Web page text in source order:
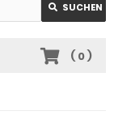
SUCHEN
( 0)